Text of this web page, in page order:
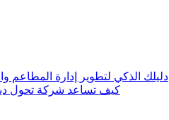
دليلك الذكي لتطوير إدارة المطاعم
كيف تساعد شركة تحول